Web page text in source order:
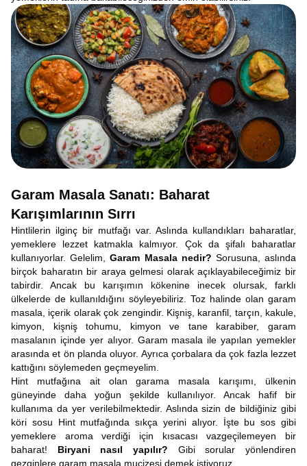
Garam Masala Sanatı: Baharat
Karışımlarının Sırrı
Hintlilerin ilginç bir mutfağı var. Aslında kullandıkları baharatlar,
yemeklere lezzet katmakla kalmıyor. Çok da şifalı baharatlar
kullanıyorlar. Gelelim,Garam Masala nedir? Sorusuna, aslında
birçok baharatın bir araya gelmesi olarak açıklayabileceğimiz bir
tabirdir. Ancak bu karışımın kökenine inecek olursak, farklı
ülkelerde de kullanıldığını söyleyebiliriz. Toz halinde olan garam
masala, içerik olarak çok zengindir. Kişniş, karanfil, tarçın, kakule,
kimyon, kişniş tohumu, kimyon ve tane karabiber, garam
masalanın içinde yer alıyor. Garam masala ile yapılan yemekler
arasında et ön planda oluyor. Ayrıca çorbalara da çok fazla lezzet
kattığını söylemeden geçmeyelim.
Hint mutfağına ait olan garama masala karışımı, ülkenin
güneyinde daha yoğun şekilde kullanılıyor. Ancak hafif bir
kullanıma da yer verilebilmektedir. Aslında sizin de bildiğiniz gibi
köri sosu Hint mutfağında sıkça yerini alıyor. İşte bu sos gibi
yemeklere aroma verdiği için kısacası vazgeçilemeyen bir
baharat! Biryani nasıl yapılır? Gibi sorular yönlendiren
gezginlere garam masala mucizesi demek istiyoruz.